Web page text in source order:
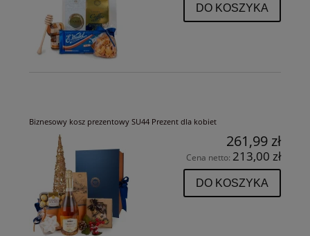
DO KOSZYKA
Biznesowy kosz prezentowy SU44 Prezent dla kobiet
261,99 zł
Cena netto: 213,00 zł
DO KOSZYKA